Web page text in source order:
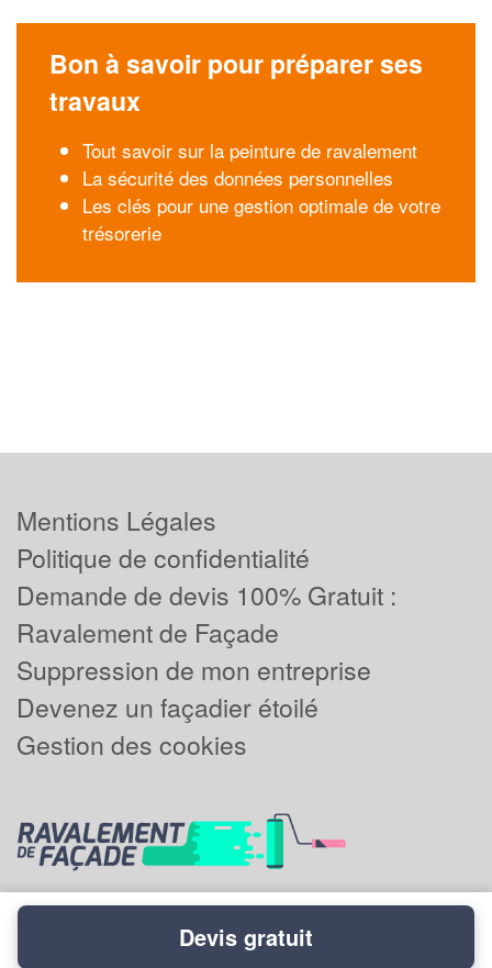
Bon à savoir pour préparer ses
travaux
Tout savoir sur la peinture de ravalement
La sécurité des données personnelles
Les clés pour une gestion optimale de votre
trésorerie
Mentions Légales
Politique de confidentialité
Demande de devis 100% Gratuit :
Ravalement de Façade
Suppression de mon entreprise
Devenez un façadier étoilé
Gestion des cookies
Powered byPlus que pro
Devis gratuit